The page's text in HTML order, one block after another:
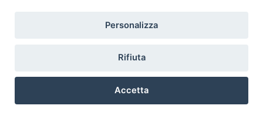
Personalizza
Rifiuta
Accetta